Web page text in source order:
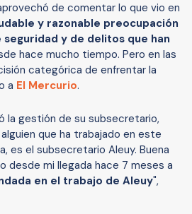
de comentar lo que vio en
y razonable preocupación
y de delitos que han
hace mucho tiempo. Pero en las
categórica de enfrentar la
a El Mercurio.
la gestión de su subsecretario,
alguien que ha trabajado en este
es el subsecretario Aleuy. Buena
desde mi llegada hace 7 meses a
en el trabajo de Aleuy",